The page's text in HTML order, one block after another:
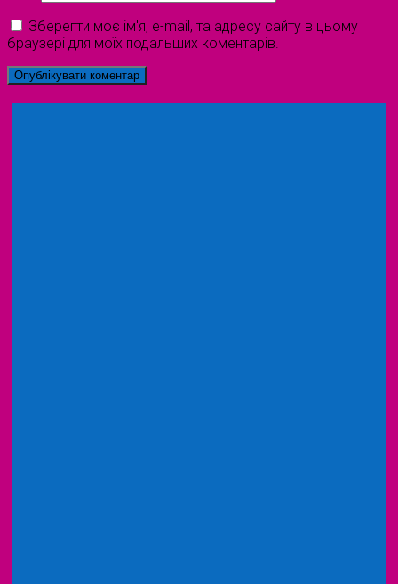
Зберегти моє ім'я, e-mail, та адресу сайту в цьому
браузері для моїх подальших коментарів.